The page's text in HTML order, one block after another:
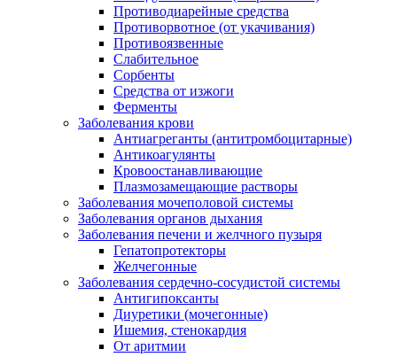
Противодиарейные средства
Противорвотное (от укачивания)
Противоязвенные
Слабительное
Сорбенты
Средства от изжоги
Ферменты
Заболевания крови
Антиагреганты (антитромбоцитарные)
Антикоагулянты
Кровоостанавливающие
Плазмозамещающие растворы
Заболевания мочеполовой системы
Заболевания органов дыхания
Заболевания печени и желчного пузыря
Гепатопротекторы
Желчегонные
Заболевания сердечно-сосудистой системы
Антигипоксанты
Диуретики (мочегонные)
Ишемия, стенокардия
От аритмии